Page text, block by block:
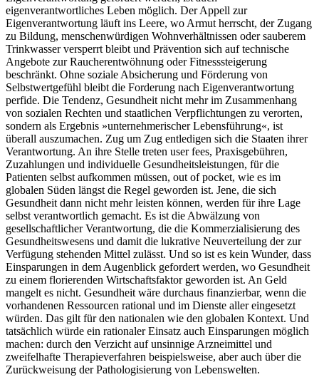
eigenverantwortliches Leben möglich. Der Appell zur
Eigenverantwortung läuft ins Leere, wo Armut herrscht, der Zugang
zu Bildung, menschenwürdigen Wohnverhältnissen oder sauberem
Trinkwasser versperrt bleibt und Prävention sich auf technische
Angebote zur Raucherentwöhnung oder Fitnesssteigerung
beschränkt. Ohne soziale Absicherung und Förderung von
Selbstwertgefühl bleibt die Forderung nach Eigenverantwortung
perfide. Die Tendenz, Gesundheit nicht mehr im Zusammenhang
von sozialen Rechten und staatlichen Verpflichtungen zu verorten,
sondern als Ergebnis »unternehmerischer Lebensführung«, ist
überall auszumachen. Zug um Zug entledigen sich die Staaten ihrer
Verantwortung. An ihre Stelle treten user fees, Praxisgebühren,
Zuzahlungen und individuelle Gesundheitsleistungen, für die
Patienten selbst aufkommen müssen, out of pocket, wie es im
globalen Süden längst die Regel geworden ist. Jene, die sich
Gesundheit dann nicht mehr leisten können, werden für ihre Lage
selbst verantwortlich gemacht. Es ist die Abwälzung von
gesellschaftlicher Verantwortung, die die Kommerzialisierung des
Gesundheitswesens und damit die lukrative Neuverteilung der zur
Verfügung stehenden Mittel zulässt. Und so ist es kein Wunder, dass
Einsparungen in dem Augenblick gefordert werden, wo Gesundheit
zu einem florierenden Wirtschaftsfaktor geworden ist. An Geld
mangelt es nicht. Gesundheit wäre durchaus finanzierbar, wenn die
vorhandenen Ressourcen rational und im Dienste aller eingesetzt
würden. Das gilt für den nationalen wie den globalen Kontext. Und
tatsächlich würde ein rationaler Einsatz auch Einsparungen möglich
machen: durch den Verzicht auf unsinnige Arzneimittel und
zweifelhafte Therapieverfahren beispielsweise, aber auch über die
Zurückweisung der Pathologisierung von Lebenswelten.